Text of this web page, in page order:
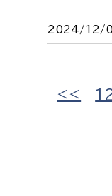
2024/12/
<<